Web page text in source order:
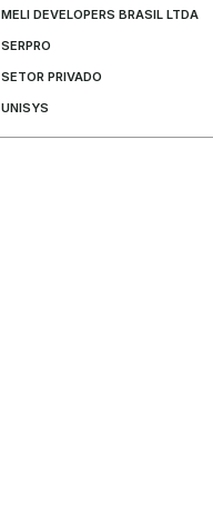
MELI DEVELOPERS BRASIL LTDA
SERPRO
SETOR PRIVADO
UNISYS